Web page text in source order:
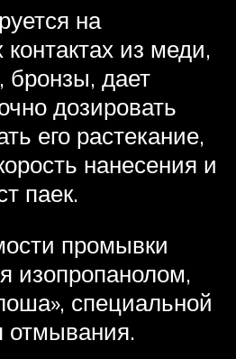
на
из меди,
бронзы, дает
дозировать
его растекание,
нанесения и
паек.
промывки
изопропанолом,
специальной
отмывания.